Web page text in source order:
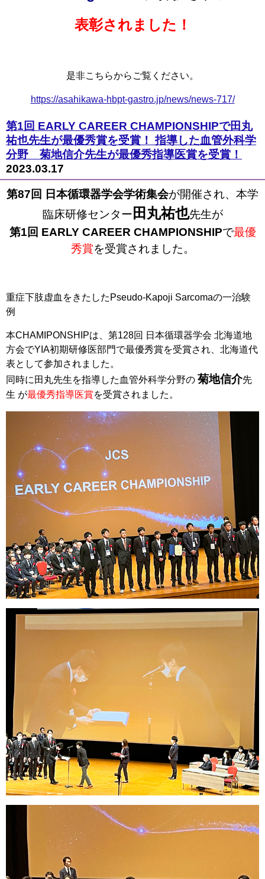
表彰されました！
是非こちらからご覧ください。
https://asahikawa-hbpt-gastro.jp/news/news-717/
第1回 EARLY CAREER CHAMPIONSHIPで田丸
祐也先生が最優秀賞を受賞！ 指導した血管外科学
分野 菊地信介先生が最優秀指導医賞を受賞！
2023.03.17
第87回 日本循環器学会学術集会が開催され、本学
臨床研修センター 田丸祐也先生が
第1回 EARLY CAREER CHAMPIONSHIPで最優
秀賞を受賞されました。
重症下肢虚血をきたしたPseudo-Kapoji Sarcomaの一治験
例
本CHAMIPONSHIPは、第128回 日本循環器学会 北海道地
方会でYIA初期研修医部門で最優秀賞を受賞され、北海道代
表として参加されました。
同時に田丸先生を指導した血管外科学分野の 菊地信介先
生 が最優秀指導医賞を受賞されました。